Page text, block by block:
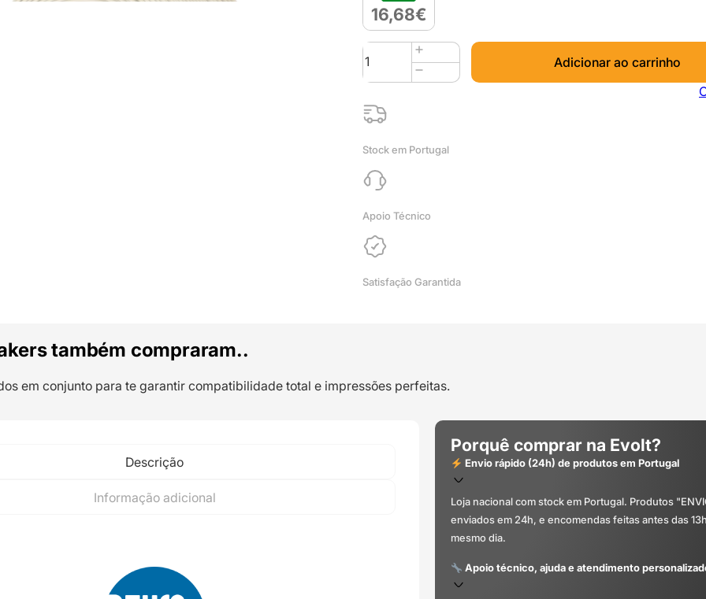
16,68€
Quantidade
de
PLA
Matte
HS
1kg
Creamstone
Azurefilm
Adicionar ao carrinho
Stock em Portugal
Apoio Técnico
Satisfação Garantida
também compraram..
em conjunto para te garantir compatibilidade total e impressões perfeitas.
Descrição
Informação adicional
Porquê comprar na Evolt?
Envio rápido (24h) de produtos em Portugal
Loja nacional com stock em Portugal. Produtos
enviados em 24h, e encomendas feitas antes das
mesmo dia.
Apoio técnico, ajuda e atendimento